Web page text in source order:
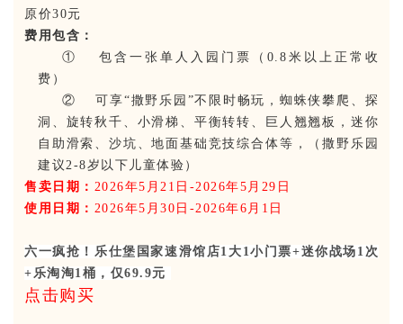
原价30元
费用包含：
① 包含一张 单人 入园门票 （ 0.8米以上正常收
费）
②可享“撒野乐园”不限时畅玩， 蜘蛛侠攀爬、探
洞、 旋转秋千、 小滑梯、 平衡转转、巨人翘翘板，迷你
自助 滑索 、沙坑 、地面基础竞技综合体等 ，（撒野乐园
建议 2-8岁以下儿童体验）
售卖日期： 2026年5 月 21 日 -202 6年5 月 29 日
使用日期 ： 2026年5 月 30 日 -202 6年6 月 1 日
六一疯抢！乐仕堡国家速滑馆店1大1小门票+迷你战场1次
+乐淘淘1桶，仅69.9元
点击购买